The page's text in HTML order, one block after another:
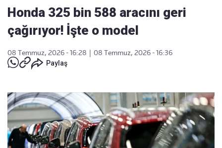
Honda 325 bin 588 aracını geri
çağırıyor! İşte o model
08 Temmuz, 2026 - 16:28
08 Temmuz, 2026 - 16:36
Paylaş